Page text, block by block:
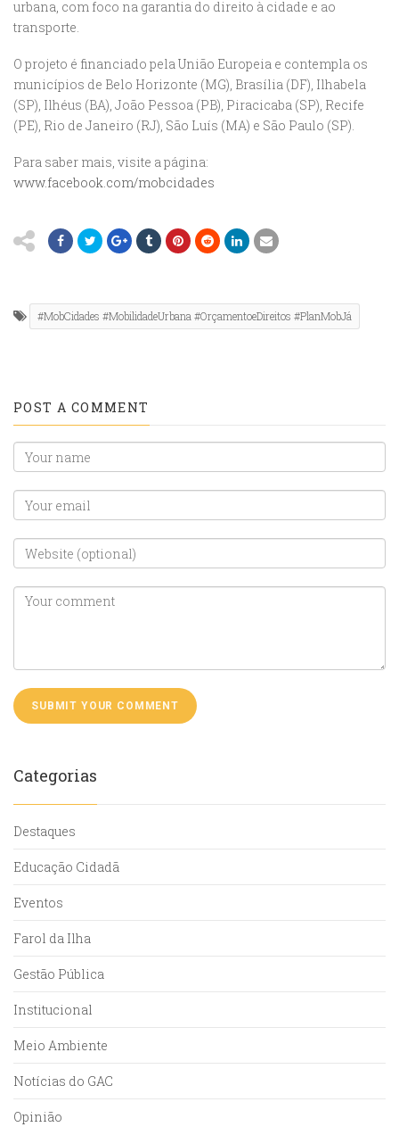
urbana, com foco na garantia do direito à cidade e ao
transporte.
O projeto é financiado pela União Europeia e contempla os
municípios de Belo Horizonte (MG), Brasília (DF), Ilhabela
(SP), Ilhéus (BA), João Pessoa (PB), Piracicaba (SP), Recife
(PE), Rio de Janeiro (RJ), São Luís (MA) e São Paulo (SP).
Para saber mais, visite a página:
www.facebook.com/mobcidades
#MobCidades #MobilidadeUrbana #OrçamentoeDireitos #PlanMobJá
POST A COMMENT
Categorias
Destaques
Educação Cidadã
Eventos
Farol da Ilha
Gestão Pública
Institucional
Meio Ambiente
Notícias do GAC
Opinião